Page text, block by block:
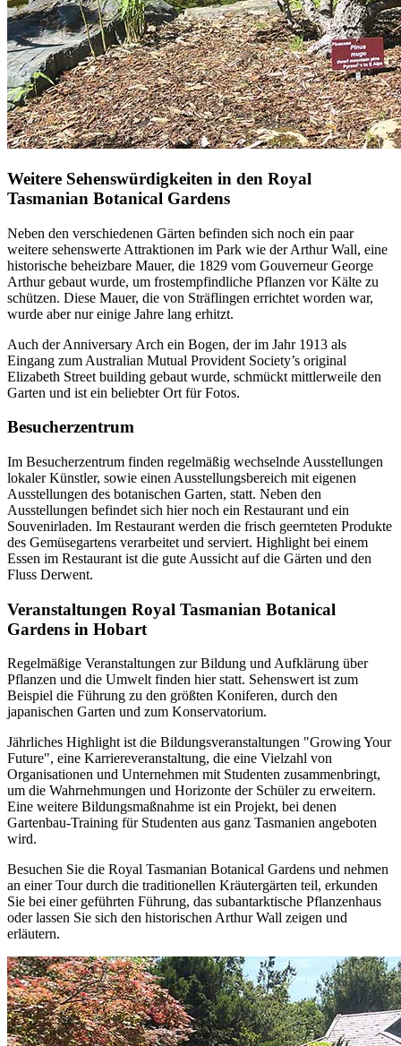
Weitere Sehenswürdigkeiten in den Royal
Tasmanian Botanical Gardens
Neben den verschiedenen Gärten befinden sich noch ein paar
weitere sehenswerte Attraktionen im Park wie der Arthur Wall, eine
historische beheizbare Mauer, die 1829 vom Gouverneur George
Arthur gebaut wurde, um frostempfindliche Pflanzen vor Kälte zu
schützen. Diese Mauer, die von Sträflingen errichtet worden war,
wurde aber nur einige Jahre lang erhitzt.
Auch der Anniversary Arch ein Bogen, der im Jahr 1913 als
Eingang zum Australian Mutual Provident Society’s original
Elizabeth Street building gebaut wurde, schmückt mittlerweile den
Garten und ist ein beliebter Ort für Fotos.
Besucherzentrum
Im Besucherzentrum finden regelmäßig wechselnde Ausstellungen
lokaler Künstler, sowie einen Ausstellungsbereich mit eigenen
Ausstellungen des botanischen Garten, statt. Neben den
Ausstellungen befindet sich hier noch ein Restaurant und ein
Souvenirladen. Im Restaurant werden die frisch geernteten Produkte
des Gemüsegartens verarbeitet und serviert. Highlight bei einem
Essen im Restaurant ist die gute Aussicht auf die Gärten und den
Fluss Derwent.
Veranstaltungen Royal Tasmanian Botanical
Gardens in Hobart
Regelmäßige Veranstaltungen zur Bildung und Aufklärung über
Pflanzen und die Umwelt finden hier statt. Sehenswert ist zum
Beispiel die Führung zu den größten Koniferen, durch den
japanischen Garten und zum Konservatorium.
Jährliches Highlight ist die Bildungsveranstaltungen "Growing Your
Future", eine Karriereveranstaltung, die eine Vielzahl von
Organisationen und Unternehmen mit Studenten zusammenbringt,
um die Wahrnehmungen und Horizonte der Schüler zu erweitern.
Eine weitere Bildungsmaßnahme ist ein Projekt, bei denen
Gartenbau-Training für Studenten aus ganz Tasmanien angeboten
wird.
Besuchen Sie die Royal Tasmanian Botanical Gardens und nehmen
an einer Tour durch die traditionellen Kräutergärten teil, erkunden
Sie bei einer geführten Führung, das subantarktische Pflanzenhaus
oder lassen Sie sich den historischen Arthur Wall zeigen und
erläutern.